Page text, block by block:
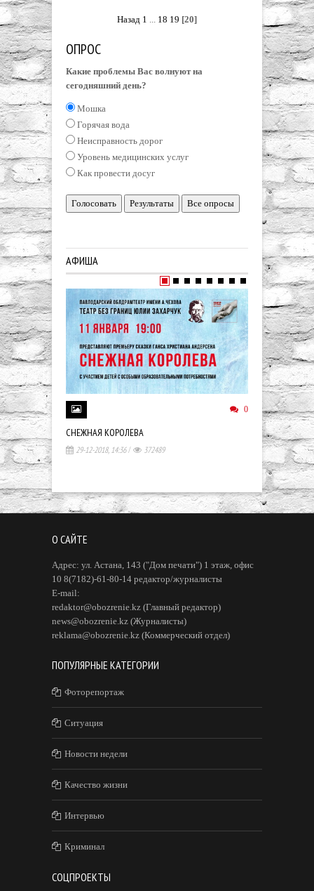
Назад 1 ... 18 19 [20]
ОПРОС
Какие проблемы Вас волнуют на
сегодняшний день?
Мошка
Горячая вода
Неисправность дорог
Уровень медицинских услуг
Как провести досуг
Голосовать Результаты Все опросы
АФИША
0
СНЕЖНАЯ КОРОЛЕВА
29-12-2018, 14:36/ 372489
МИХАИЛ
11-09-2018,
О САЙТЕ
Адрес: ул. Астана, 143 ("Дом печати") 1 этаж, офис
10 8(7182)-61-80-14 редактор/журналисты
E-mail:
redaktor@obozrenie.kz (Главный редактор)
news@obozrenie.kz (Журналисты)
reklama@obozrenie.kz (Коммерческий отдел)
ПОПУЛЯРНЫЕ КАТЕГОРИИ
Фоторепортаж
Ситуация
Новости недели
Качество жизни
Интервью
Криминал
СОЦПРОЕКТЫ